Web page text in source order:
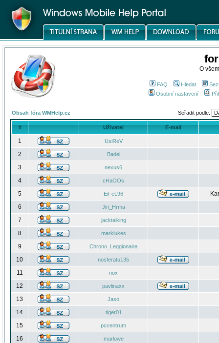
O
FAQ Hledat
Osobní nastavení
Obsah fóra WMHelp.cz Seřadit podle:
# Uživatel E-mail
1 UsiReV
2 Badel
3 nexus6
4 cHaOOs
5 EiFeL96
6
Jiri_Hrma
7 jacktalking
8 marklukes
9 Chrono_Leggionaire
10 nosferatu135
11 nox
12 pavlinaxx
13 Jaso
14 tiger01
15 pccentrum
16 marlowe